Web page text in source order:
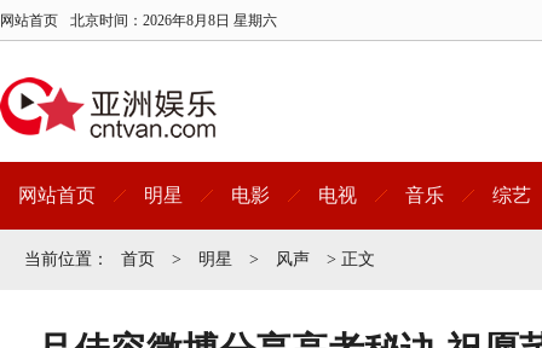
网站首页 北京时间： 2026年8月8日 星期六
网站首页 明星 电影 电视 音乐 综艺
当前位置： 首页 > 明星 > 风声 > 正文